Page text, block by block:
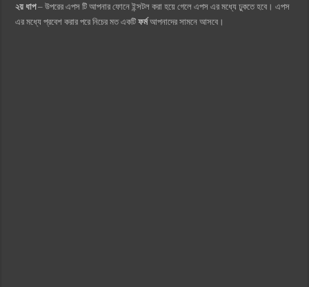
২য় ধাপ– উপরের এপস টি আপনার ফোনে ইন্সটল করা হয়ে গেলে এপস এর মধ্যে ঢুকতে হবে। এপস
এর মধ্যে প্রবেশ করার পরে নিচের মত একটিফর্মআপনাদের সামনে আসবে।